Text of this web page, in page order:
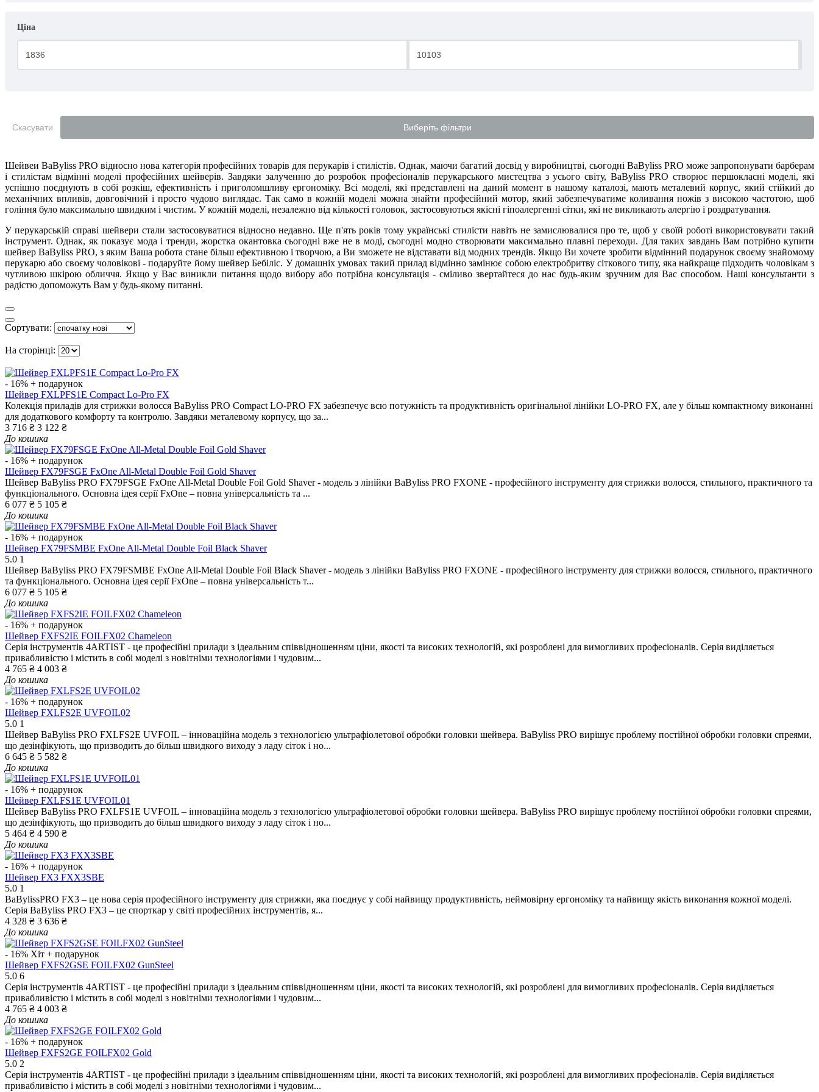
Ціна
Скасувати Виберіть фільтри
Шейвеи BaByliss PRO відносно нова категорія професійних товарів для перукарів і стилістів. Однак, маючи багатий досвід у виробництві, сьогодні BaByliss PRO може запропонувати барберам
і стилістам відмінні моделі професійних шейверів. Завдяки залученню до розробок професіоналів перукарського мистецтва з усього світу, BaByliss PRO створює першокласні моделі, які
успішно поєднують в собі розкіш, ефективність і приголомшливу ергономіку. Всі моделі, які представлені на даний момент в нашому каталозі, мають металевий корпус, який стійкий до
механічних впливів, довговічний і просто чудово виглядає. Так само в кожній моделі можна знайти професійний мотор, який забезпечуватиме коливання ножів з високою частотою, щоб
гоління було максимально швидким і чистим. У кожній моделі, незалежно від кількості головок, застосовуються якісні гіпоалергенні сітки, які не викликають алергію і роздратування.
У перукарській справі шейвери стали застосовуватися відносно недавно. Ще п'ять років тому українські стилісти навіть не замислювалися про те, щоб у своїй роботі використовувати такий
інструмент. Однак, як показує мода і тренди, жорстка окантовка сьогодні вже не в моді, сьогодні модно створювати максимально плавні переходи. Для таких завдань Вам потрібно купити
шейвер BaByliss PRO, з яким Ваша робота стане більш ефективною і творчою, а Ви зможете не відставати від модних трендів. Якщо Ви хочете зробити відмінний подарунок своєму знайомому
перукарю або своєму чоловікові - подаруйте йому шейвер Бебіліс. У домашніх умовах такий прилад відмінно замінює собою електробритву сіткового типу, яка найкраще підходить чоловікам з
чутливою шкірою обличчя. Якщо у Вас виникли питання щодо вибору або потрібна консультація - сміливо звертайтеся до нас будь-яким зручним для Вас способом. Наші консультанти з
радістю допоможуть Вам у будь-якому питанні.
Сортувати:
На сторінці:
- 16% + подарунок
Шейвер FXLPFS1E Compact Lo-Pro FX
Колекція приладів для стрижки волосся BaByliss PRO Compact LO-PRO FX забезпечує всю потужність та продуктивність оригінальної лінійки LO-PRO FX, але у більш компактному виконанні
для додаткового комфорту та контролю. Завдяки металевому корпусу, що за...
3 716 ₴ 3 122 ₴
До кошика
- 16% + подарунок
Шейвер FX79FSGE FxOne All-Metal Double Foil Gold Shaver
Шейвер BaByliss PRO FX79FSGE FxOne All-Metal Double Foil Gold Shaver - модель з лінійки BaByliss PRO FXONE - професійного інструменту для стрижки волосся, стильного, практичного та
функціонального. Основна ідея серії FxOne – повна універсальність та ...
6 077 ₴ 5 105 ₴
До кошика
- 16% + подарунок
Шейвер FX79FSMBE FxOne All-Metal Double Foil Black Shaver
5.0 1
Шейвер BaByliss PRO FX79FSMBE FxOne All-Metal Double Foil Black Shaver - модель з лінійки BaByliss PRO FXONE - професійного інструменту для стрижки волосся, стильного, практичного
та функціонального. Основна ідея серії FxOne – повна універсальність т...
6 077 ₴ 5 105 ₴
До кошика
- 16% + подарунок
Шейвер FXFS2IE FOILFX02 Chameleon
Серія інструментів 4ARTIST - це професійні прилади з ідеальним співвідношенням ціни, якості та високих технологій, які розроблені для вимогливих професіоналів. Серія виділяється
привабливістю і містить в собі моделі з новітніми технологіями і чудовим...
4 765 ₴ 4 003 ₴
До кошика
- 16% + подарунок
Шейвер FXLFS2E UVFOIL02
5.0 1
Шейвер BaByliss PRO FXLFS2E UVFOIL – інноваційна модель з технологією ультрафіолетової обробки головки шейвера. BaByliss PRO вирішує проблему постійної обробки головки спреями,
що дезінфікують, що призводить до більш швидкого виходу з ладу сіток і но...
6 645 ₴ 5 582 ₴
До кошика
- 16% + подарунок
Шейвер FXLFS1E UVFOIL01
Шейвер BaByliss PRO FXLFS1E UVFOIL – інноваційна модель з технологією ультрафіолетової обробки головки шейвера. BaByliss PRO вирішує проблему постійної обробки головки спреями,
що дезінфікують, що призводить до більш швидкого виходу з ладу сіток і но...
5 464 ₴ 4 590 ₴
До кошика
- 16% + подарунок
Шейвер FX3 FXX3SBE
5.0 1
BaBylissPRO FX3 – це нова серія професійного інструменту для стрижки, яка поєднує у собі найвищу продуктивність, неймовірну ергономіку та найвищу якість виконання кожної моделі.
Серія BaByliss PRO FX3 – це спорткар у світі професійних інструментів, я...
4 328 ₴ 3 636 ₴
До кошика
- 16% Хіт + подарунок
Шейвер FXFS2GSE FOILFX02 GunSteel
5.0 6
Серія інструментів 4ARTIST - це професійні прилади з ідеальним співвідношенням ціни, якості та високих технологій, які розроблені для вимогливих професіоналів. Серія виділяється
привабливістю і містить в собі моделі з новітніми технологіями і чудовим...
4 765 ₴ 4 003 ₴
До кошика
- 16% + подарунок
Шейвер FXFS2GE FOILFX02 Gold
5.0 2
Серія інструментів 4ARTIST - це професійні прилади з ідеальним співвідношенням ціни, якості та високих технологій, які розроблені для вимогливих професіоналів. Серія виділяється
привабливістю і містить в собі моделі з новітніми технологіями і чудовим...